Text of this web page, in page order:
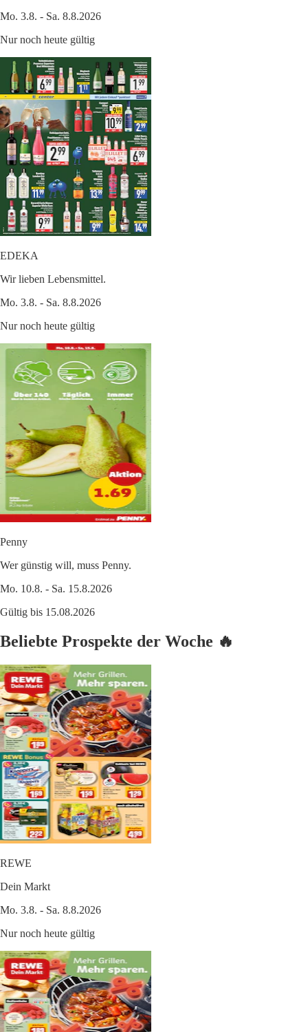
Mo. 3.8. - Sa. 8.8.2026
Nur noch heute gültig
EDEKA
Wir lieben Lebensmittel.
Mo. 3.8. - Sa. 8.8.2026
Nur noch heute gültig
Penny
Wer günstig will, muss Penny.
Mo. 10.8. - Sa. 15.8.2026
Gültig bis 15.08.2026
Beliebte Prospekte der Woche 🔥
REWE
Dein Markt
Mo. 3.8. - Sa. 8.8.2026
Nur noch heute gültig